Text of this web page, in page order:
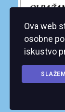
Ova web
osobne
iskustvo